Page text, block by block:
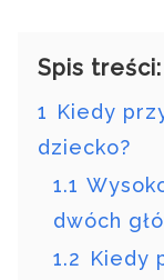
Spis treści:
1 Kiedy
dziecko?
1.1
dwóch
1.2 Kiedy